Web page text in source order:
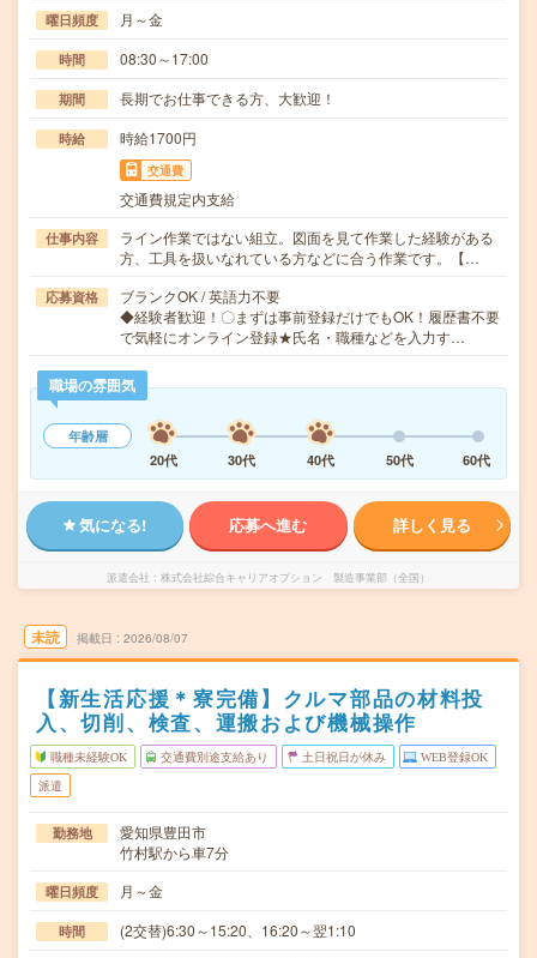
曜日頻度 月～金
時間 08:30～17:00
期間 長期でお仕事できる方、大歓迎！
時給 時給1700円
交通費
交通費規定内支給
仕事内容
ライン作業ではない組立。図面を見て作業した経験がある
方、工具を扱いなれている方などに合う作業です。【…
応募資格
ブランクOK / 英語力不要
◆経験者歓迎！〇まずは事前登録だけでもOK！履歴書不要
で気軽にオンライン登録★氏名・職種などを入力す…
職場の雰囲気
年齢層
20代
30代 40代 50代 60代
気になる! 応募へ進む 詳しく見る
派遣会社 株式会社綜合キャリアオプション 製造事業部（全国）
未読 掲載日 2026/08/07
【新生活応援＊寮完備】クルマ部品の材料投
入、切削、検査、運搬および機械操作
職種未経験OK 交通費別途支給あり 土日祝日が休み WEB登録OK
派遣
勤務地
愛知県豊田市
竹村駅から車7分
曜日頻度 月～金
時間 (2交替)6:30～15:20、16:20～翌1:10